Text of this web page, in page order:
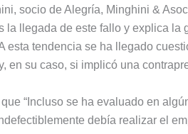
socio de Alegría, Minghini &
la llegada de este fallo y explica
esta tendencia se ha llegado
en su caso, si implicó una
“Incluso se ha evaluado en
debía realizar el